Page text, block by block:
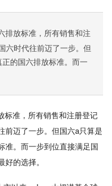
排放标准，所有销售和注
六时代往前迈了一步。但
的国六排放标准。而一
标准，所有销售和注册登记
前迈了一步。但国六a只算是
准。而一步到位直接满足国
的选择。